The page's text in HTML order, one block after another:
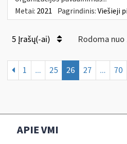
Metai: 2021 Pagrindinis:Viešieji
5 Įrašų(-ai) Rodoma nuo
1 ... 25 26 27 ... 70
APIE VMI